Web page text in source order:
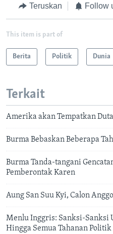
Teruskan Follow
This item is part of
Berita Politik Dunia
Terkait
Amerika akan Tempatkan
Burma Bebaskan Beberapa
Burma Tanda-tangani
Pemberontak Karen
Aung San Suu Kyi, Calon
Menlu Inggris: Sanksi-Sanksi
Hingga Semua Tahanan